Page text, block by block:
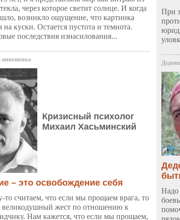
через которое светит солнце. И когда
возникло ощущение, что картинка
на куски. Остается пустота и темнота.
последствия изнасилования...
виновника
Кризисный психолог
Михаил Хасьминский
– это освобождение себя
считаем, что если мы прощаем врага, то
великодушный жест по отношению к
Нам кажется, что если мы прощаем,
При
Надо